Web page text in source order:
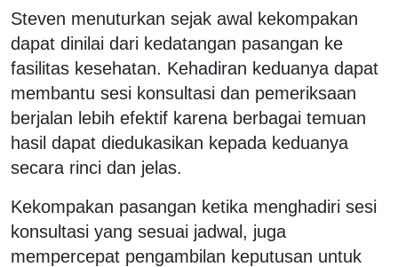
Steven menuturkan sejak awal kekompakan
dapat dinilai dari kedatangan pasangan ke
fasilitas kesehatan. Kehadiran keduanya dapat
membantu sesi konsultasi dan pemeriksaan
berjalan lebih efektif karena berbagai temuan
hasil dapat diedukasikan kepada keduanya
secara rinci dan jelas.
Kekompakan pasangan ketika menghadiri sesi
konsultasi yang sesuai jadwal, juga
mempercepat pengambilan keputusan untuk